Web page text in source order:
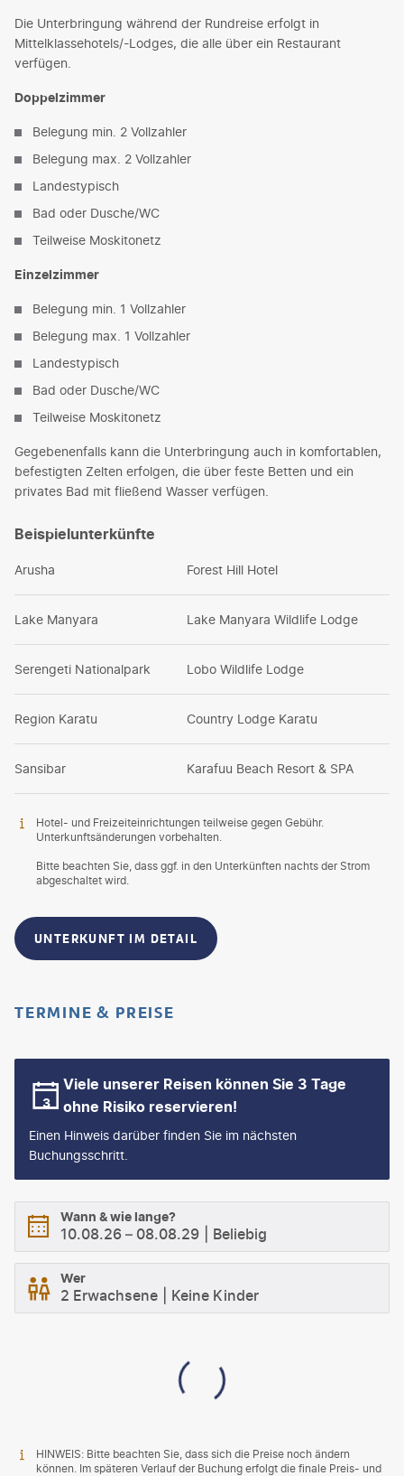
Die Unterbringung während der Rundreise erfolgt in
Mittelklassehotels/-Lodges, die alle über ein Restaurant
verfügen.
Doppelzimmer
Belegung min. 2 Vollzahler
Belegung max. 2 Vollzahler
Landestypisch
Bad oder Dusche/WC
Teilweise Moskitonetz
Einzelzimmer
Belegung min. 1 Vollzahler
Belegung max. 1 Vollzahler
Landestypisch
Bad oder Dusche/WC
Teilweise Moskitonetz
Gegebenenfalls kann die Unterbringung auch in komfortablen,
befestigten Zelten erfolgen, die über feste Betten und ein
privates Bad mit fließend Wasser verfügen.
Beispielunterkünfte
Arusha Forest Hill Hotel
Lake Manyara Lake Manyara Wildlife Lodge
Serengeti Nationalpark Lobo Wildlife Lodge
Region Karatu Country Lodge Karatu
Sansibar Karafuu Beach Resort & SPA
Hotel- und Freizeiteinrichtungen teilweise gegen Gebühr.
Unterkunftsänderungen vorbehalten.
Bitte beachten Sie, dass ggf. in den Unterkünften nachts der Strom
abgeschaltet wird.
UNTERKUNFT IM DETAIL
TERMINE & PREISE
Viele unserer Reisen können Sie 3 Tage
ohne Risiko reservieren!
Einen Hinweis darüber finden Sie im nächsten
Buchungsschritt.
Wann & wie lange?
10.08.26 – 08.08.29 Beliebig
Wer
2 Erwachsene Keine Kinder
HINWEIS: Bitte beachten Sie, dass sich die Preise noch ändern
können. Im späteren Verlauf der Buchung erfolgt die finale Preis- und